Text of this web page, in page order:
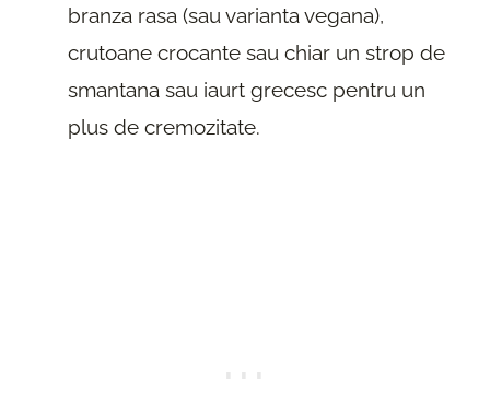
branza rasa (sau varianta vegana),
crutoane crocante sau chiar un strop de
smantana sau iaurt grecesc pentru un
plus de cremozitate.